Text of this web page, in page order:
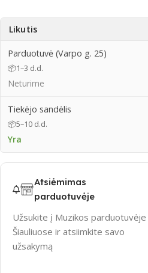
Likutis
Parduotuvė (Varpo g. 25)
📦1–3 d.d.
Neturime
Tiekėjo sandėlis
📦5–10 d.d.
Yra
Atsiėmimas
parduotuvėje
Užsukite į Muzikos parduotuvėje
Šiauliuose ir atsiimkite savo
užsakymą